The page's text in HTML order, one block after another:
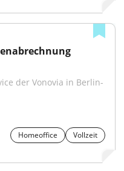
der Vonovia in Berlin-
Homeoffice
Vollzeit